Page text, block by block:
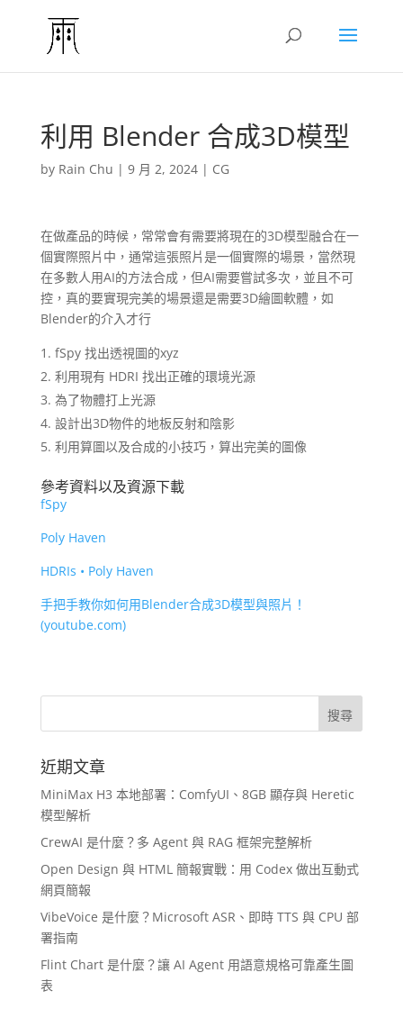
利用 Blender 合成3D模型
by Rain Chu | 9 月 2, 2024| CG
在做產品的時候，常常會有需要將現在的3D模型融合在一
個實際照片中，通常這張照片是一個實際的場景，當然現
在多數人用AI的方法合成，但AI需要嘗試多次，並且不可
控，真的要實現完美的場景還是需要3D繪圖軟體，如
Blender的介入才行
fSpy 找出透視圖的xyz
利用現有 HDRI 找出正確的環境光源
為了物體打上光源
設計出3D物件的地板反射和陰影
利用算圖以及合成的小技巧，算出完美的圖像
參考資料以及資源下載
fSpy
Poly Haven
HDRIs • Poly Haven
手把手教你如何用Blender合成3D模型與照片！
(youtube.com)
近期文章
MiniMax H3 本地部署：ComfyUI、8GB 顯存與 Heretic
模型解析
CrewAI 是什麼？多 Agent 與 RAG 框架完整解析
Open Design 與 HTML 簡報實戰：用 Codex 做出互動式
網頁簡報
VibeVoice 是什麼？Microsoft ASR、即時 TTS 與 CPU 部
署指南
Flint Chart 是什麼？讓 AI Agent 用語意規格可靠產生圖
表